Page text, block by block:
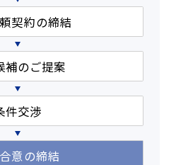
契約の締結
補のご提案
件交渉
意の締結